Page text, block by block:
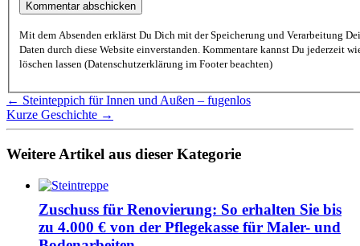
Mit dem Absenden erklärst Du Dich mit der Speicherung und Verarbeitung
Daten durch diese Website einverstanden. Kommentare kannst Du jederzeit wieder
löschen lassen (Datenschutzerklärung im Footer beachten)
← Steinteppich für Innen und Außen – fugenlos
Kurze Geschichte →
Weitere Artikel aus dieser Kategorie
Zuschuss für Renovierung: So erhalten Sie bis
zu 4.000 € von der Pflegekasse für Maler- und